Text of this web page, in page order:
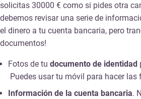
solicitas 30000 € como si pides otra
debemos revisar una serie de
el dinero a tu cuenta bancaria, pero
documentos!
Fotos de tu documento de identidad
Puedes usar tu móvil para hacer las
Información de la cuenta bancaria.